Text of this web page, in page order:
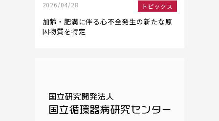
2026/04/28 トピックス
加齢・肥満に伴る心不全発生の新たな原
因物質を特定